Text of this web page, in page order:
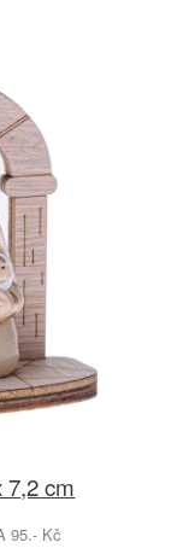
7,2 cm
95.- Kč